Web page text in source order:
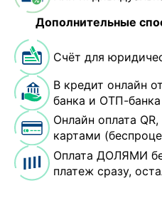
Дополнительные
Счёт для
В кредит онлайн
банка и ОТП-банка
Онлайн оплата
картами
Оплата ДОЛЯМИ
платеж сразу,